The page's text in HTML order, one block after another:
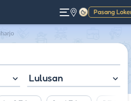
Pasang
Gelap
Lulusan